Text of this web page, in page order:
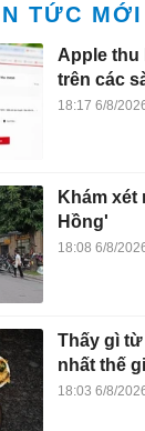
TỨC MỚI
Apple thu
trên các
18:17 6/8/
Khám xét
Hồng'
18:08 6/8/
Thấy gì
nhất thế
18:03 6/8/